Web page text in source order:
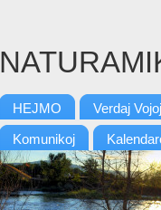
HEJMO Verdaj Vojoj
Komunikoj